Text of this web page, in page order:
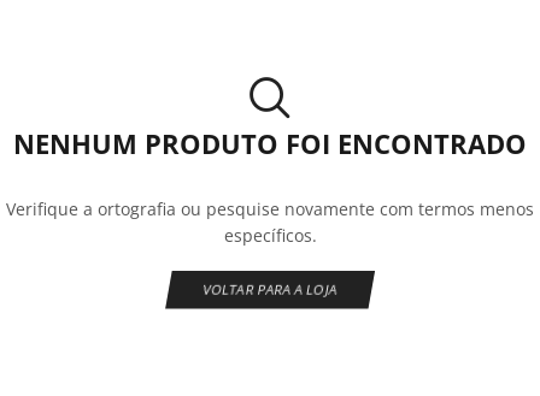
NENHUM PRODUTO FOI ENCONTRADO
Verifique a ortografia ou pesquise novamente com termos menos
específicos.
VOLTAR PARA A LOJA